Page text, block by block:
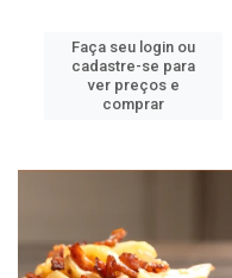
Faça seu login ou
cadastre-se para
ver preços e
comprar